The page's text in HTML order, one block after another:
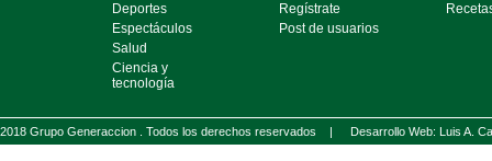
Deportes
Espectáculos
Salud
Ciencia y
tecnología
Regístrate
Post de usuarios
2018 Grupo Generaccion . Todos los derechos reservados | Desarrollo Web: Luis